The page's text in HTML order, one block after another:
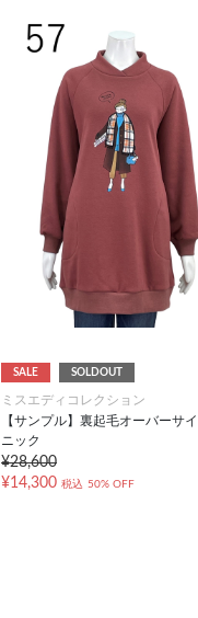
SALE SOLDOUT
ミスエディコレクション
【サンプル】裏起毛オーバーサ
ニック
¥28,600
¥14,300 税込 50% OFF